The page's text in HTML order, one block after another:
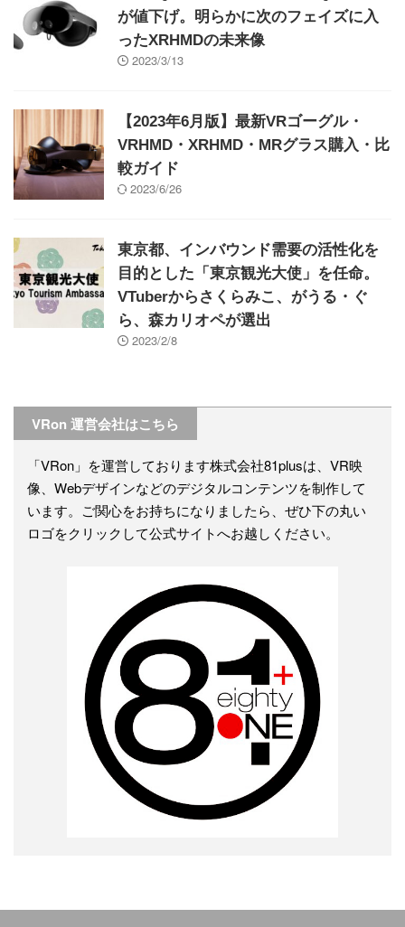
が値下げ。明らかに次のフェイズに入
ったXRHMDの未来像
2023/3/13
【2023年6月版】最新VRゴーグル・
VRHMD・XRHMD・MRグラス購入・比
較ガイド
2023/6/26
東京都、インバウンド需要の活性化を
目的とした「東京観光大使」を任命。
VTuberからさくらみこ、がうる・ぐ
ら、森カリオペが選出
2023/2/8
VRon 運営会社はこちら
「VRon」を運営しております株式会社81plusは、VR映
像、Webデザインなどのデジタルコンテンツを制作して
います。ご関心をお持ちになりましたら、ぜひ下の丸い
ロゴをクリックして公式サイトへお越しください。